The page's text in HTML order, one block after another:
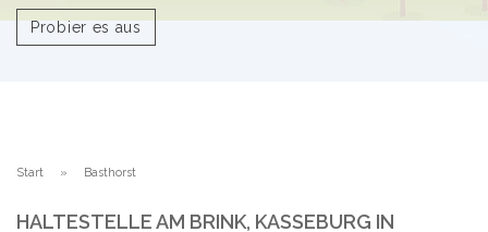
Probier es aus
Start Basthorst
HALTESTELLE AM BRINK, KASSEBURG IN